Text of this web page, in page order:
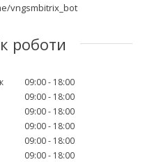
vngsmbitrix_bot
роботи
09:00
18:00
09:00
18:00
09:00
18:00
09:00
18:00
09:00
18:00
09:00
18:00